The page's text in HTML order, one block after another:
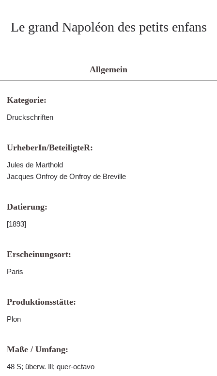
Le grand Napoléon des petits enfans
Allgemein
Kategorie:
Druckschriften
UrheberIn/BeteiligteR:
Jules de Marthold
Jacques Onfroy de Onfroy de Breville
Datierung:
[1893]
Erscheinungsort:
Paris
Produktionsstätte:
Plon
Maße / Umfang:
48 S; überw. Ill; quer-octavo